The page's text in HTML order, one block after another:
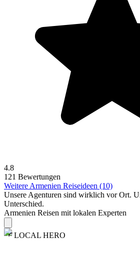
4.8
121 Bewertungen
Weitere Armenien Reiseideen (10)
Unsere Agenturen sind wirklich vor Ort.
Unterschied.
Armenien Reisen mit lokalen Experten
LOCAL HERO